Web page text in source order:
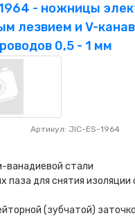
- ножницы
лезвием и V-
0,5 - 1 мм
Артикул: JIC-ES-1964
ванадиевой стали
паза для снятия изоляции
(зубчатой)